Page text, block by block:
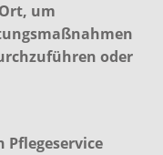
um
oder